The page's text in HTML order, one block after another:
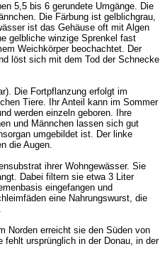
5,5 bis 6 gerundete Umgänge. Die
Die Färbung ist gelblichgrau,
ist das Gehäuse oft mit Algen
gelbliche winzige Sprenkel fast
Weichkörper beochachtet. Der
löst sich mit dem Tod der Schnecke
Die Fortpflanzung erfolgt im
Tiere. Ihr Anteil kann im Sommer
werden einzeln geboren. Ihre
und Männchen lassen sich gut
umgebildet ist. Der linke
die Augen.
ihrer Wohngewässer. Sie
Dabei filtern sie etwa 3 Liter
eingefangen und
eine Nahrungswurst, die
Norden erreicht sie den Süden von
fehlt ursprünglich in der Donau, in der